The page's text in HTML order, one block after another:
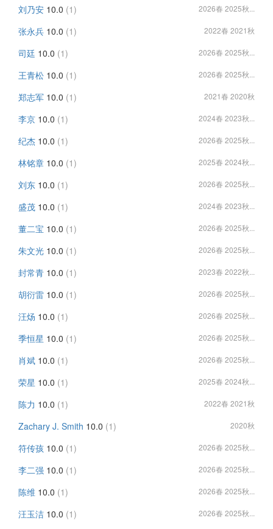
刘乃安 10.0 (1) 2026春 2025秋...
张永兵 10.0 (1) 2022春 2021秋
司廷 10.0 (1) 2026春 2025秋...
王青松 10.0 (1) 2026春 2025秋...
郑志军 10.0 (1) 2021春 2020秋
李京 10.0 (1) 2024春 2023秋...
纪杰 10.0 (1) 2026春 2025秋...
林铭章 10.0 (1) 2025春 2024秋...
刘东 10.0 (1) 2026春 2025秋...
盛茂 10.0 (1) 2024春 2023秋...
董二宝 10.0 (1) 2026春 2025秋...
朱文光 10.0 (1) 2026春 2025秋...
封常青 10.0 (1) 2023春 2022秋...
胡衍雷 10.0 (1) 2026春 2025秋...
汪炀 10.0 (1) 2026春 2025秋...
季恒星 10.0 (1) 2026春 2025秋...
肖斌 10.0 (1) 2026春 2025秋...
荣星 10.0 (1) 2025春 2024秋...
陈力 10.0 (1) 2022春 2021秋
Zachary J. Smith 10.0 (1) 2020秋
符传孩 10.0 (1) 2026春 2025秋...
李二强 10.0 (1) 2026春 2025秋...
陈维 10.0 (1) 2026春 2025秋...
汪玉洁 10.0 (1) 2026春 2025秋...